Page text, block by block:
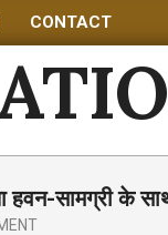
CONTACT
सामग्री के